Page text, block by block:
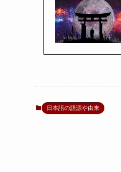
日本語の語源や由来